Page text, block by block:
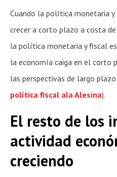
Cuando la política monetaria
crecer a corto plazo a costa
la política monetaria y fiscal
la economía caiga en el corto
las perspectivas de largo
política fiscal ala Alesina).
El resto de los
actividad
creciendo